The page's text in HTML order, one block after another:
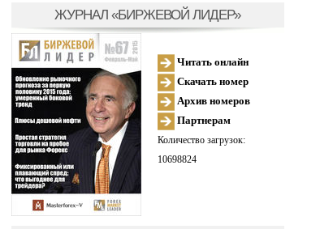
ЖУРНАЛ «БИРЖЕВОЙ ЛИДЕР»
Читать онлайн
Скачать номер
Архив номеров
Партнерам
Количество загрузок:
10698824